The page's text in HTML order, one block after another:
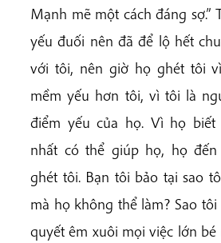
Mạnh mẽ một cách đáng sợ.”
yếu đuối nên đã để lộ hết
với tôi, nên giờ họ ghét tôi
mềm yếu hơn tôi, vì tôi là
điểm yếu của họ. Vì họ
nhất có thể giúp họ, họ
ghét tôi. Bạn tôi bảo tại sao
mà họ không thể làm? Sao
quyết êm xuôi mọi việc lớn